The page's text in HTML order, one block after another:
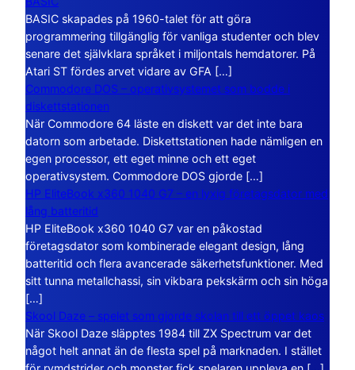
BASIC skapades på 1960-talet för att göra
programmering tillgänglig för vanliga studenter och blev
senare det självklara språket i miljontals hemdatorer. På
Atari ST fördes arvet vidare av GFA […]
Commodore DOS – operativsystemet som bodde i
diskettstationen
När Commodore 64 läste en diskett var det inte bara
datorn som arbetade. Diskettstationen hade nämligen en
egen processor, ett eget minne och ett eget
operativsystem. Commodore DOS gjorde […]
HP EliteBook x360 1040 G7 – en lyxig företagsdator med
lång batteritid
HP EliteBook x360 1040 G7 var en påkostad
företagsdator som kombinerade elegant design, lång
batteritid och flera avancerade säkerhetsfunktioner. Med
sitt tunna metallchassi, sin vikbara pekskärm och sin höga
[…]
Skool Daze – spelet som gjorde skolan till ett öppet kaos
När Skool Daze släpptes 1984 till ZX Spectrum var det
något helt annat än de flesta spel på marknaden. I stället